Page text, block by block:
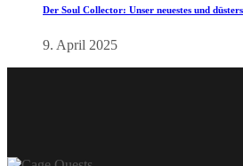
Der Soul Collector: Unser neuestes und
9. April 2025